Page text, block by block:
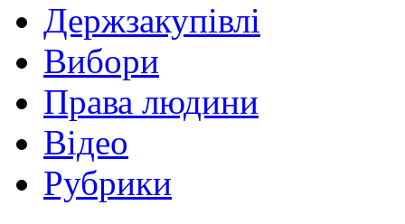
Держзакупівлі
Вибори
Права людини
Відео
Рубрики